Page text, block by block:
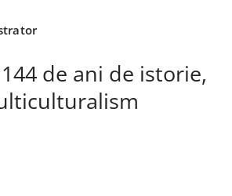
de ani de istorie,